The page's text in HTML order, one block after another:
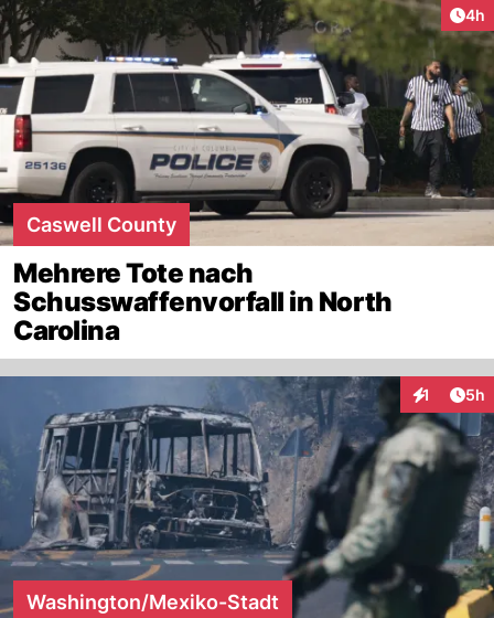
4h
Caswell County
Mehrere Tote nach
Schusswaffenvorfall in North
Carolina
1 5h
Washington/Mexiko-Stadt